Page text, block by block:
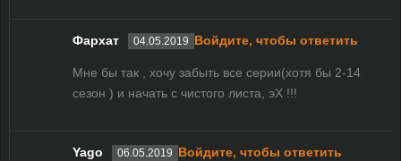
Фархат 04.05.2019 Войдите, чтобы ответить
Мне бы так , хочу забыть все серии(хотя бы 2-14
сезон ) и начать с чистого листа, эХ !!!
Yago 06.05.2019 Войдите, чтобы ответить